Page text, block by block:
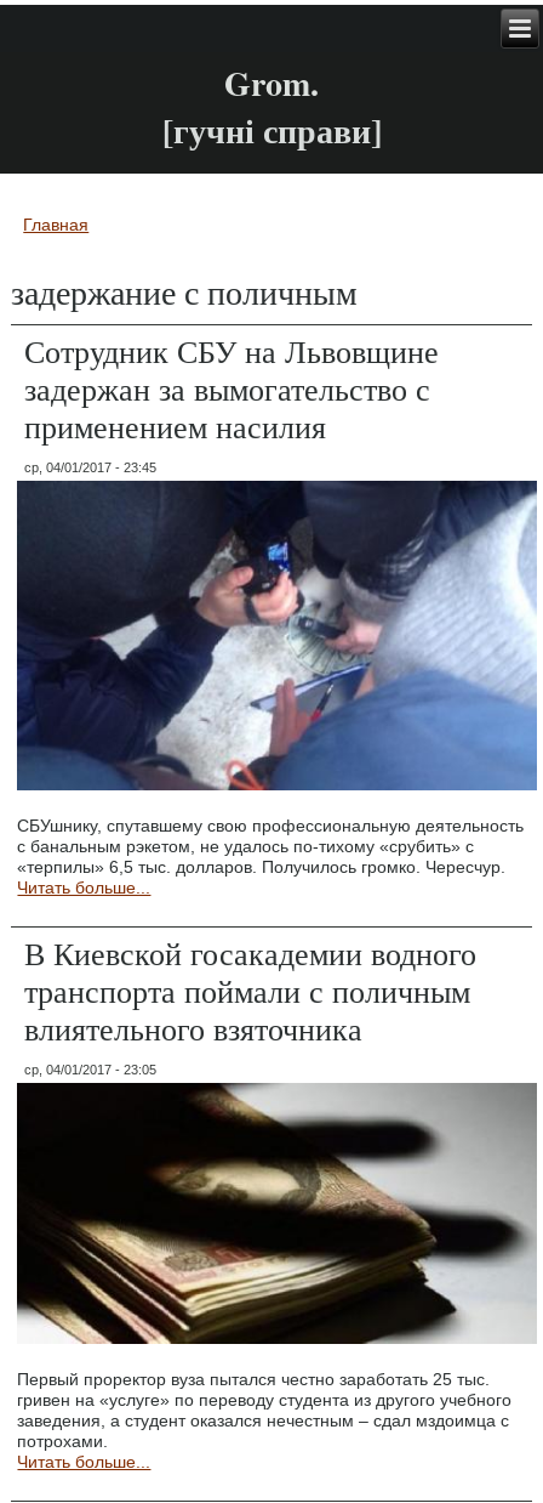
Grom.
[гучні справи]
Вы здесь
Главная
задержание с поличным
Сотрудник СБУ на Львовщине
задержан за вымогательство с
применением насилия
ср, 04/01/2017 - 23:45
СБУшнику, спутавшему свою профессиональную деятельность
с банальным рэкетом, не удалось по-тихому «срубить» с
«терпилы» 6,5 тыс. долларов. Получилось громко. Чересчур.
Читать больше...
В Киевской госакадемии водного
транспорта поймали с поличным
влиятельного взяточника
ср, 04/01/2017 - 23:05
Первый проректор вуза пытался честно заработать 25 тыс.
гривен на «услуге» по переводу студента из другого учебного
заведения, а студент оказался нечестным – сдал мздоимца с
потрохами.
Читать больше...